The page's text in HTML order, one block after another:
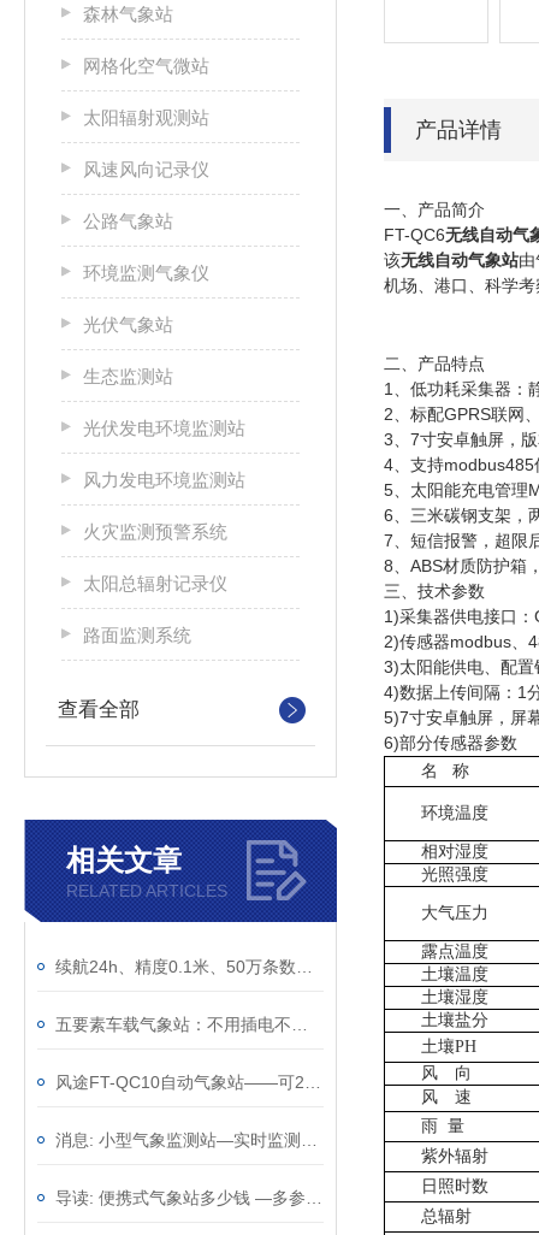
森林气象站
网格化空气微站
太阳辐射观测站
风速风向记录仪
公路气象站
环境监测气象仪
光伏气象站
生态监测站
光伏发电环境监测站
风力发电环境监测站
火灾监测预警系统
太阳总辐射记录仪
路面监测系统
查看全部
相关文章
RELATED ARTICLES
产品详情
一、产品简介
FT-QC6无线自动气
该无线自动气象站
机场、港口、科学
二、产品特点
1
、低功耗采集器：
2 、标配GPRS联网
3
7寸安卓触屏，
4 、支持modbus485
5 、太阳能充电管理
6 、三米碳钢支架，
7 、短信报警，超
8
ABS材质防护箱
三、技术参数
1)采集器供电接口：
2)传感器modbus
3)太阳能供电、配
4)数据上传间隔： 1
5)7寸安卓触屏，屏
6)部分传感器参数
名 称
环境温度
相对湿度
光照强度
大气压力
露点温度
土壤温度
土壤湿度
土壤盐分
土壤PH
风 向
风 速
雨 量
紫外辐射
日照时数
总辐射